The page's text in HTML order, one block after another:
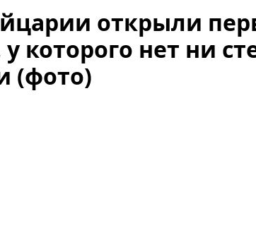
открыли
которого нет ни
(фото)